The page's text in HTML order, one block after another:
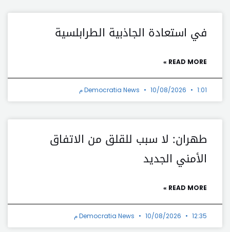
في استعادة الجاذبية الطرابلسية
READ MORE »
Democratia News 10/08/2026 1:01 م
طهران: لا سبب للقلق من الاتفاق
الأمني الجديد
READ MORE »
Democratia News 10/08/2026 12:35 م